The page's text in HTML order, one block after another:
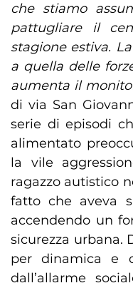
che stiamo
pattugliare il
stagione estiva.
a quella delle
aumenta il
di via San
serie di episodi
alimentato
la vile
ragazzo autistico
fatto che aveva
accendendo un
sicurezza urbana.
per dinamica e
dall’allarme